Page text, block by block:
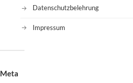
Datenschutzbelehrung
Impressum
Meta